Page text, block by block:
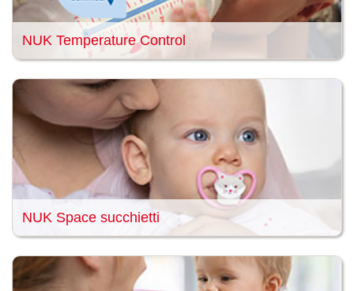
NUK Temperature Control
NUK Space succhietti